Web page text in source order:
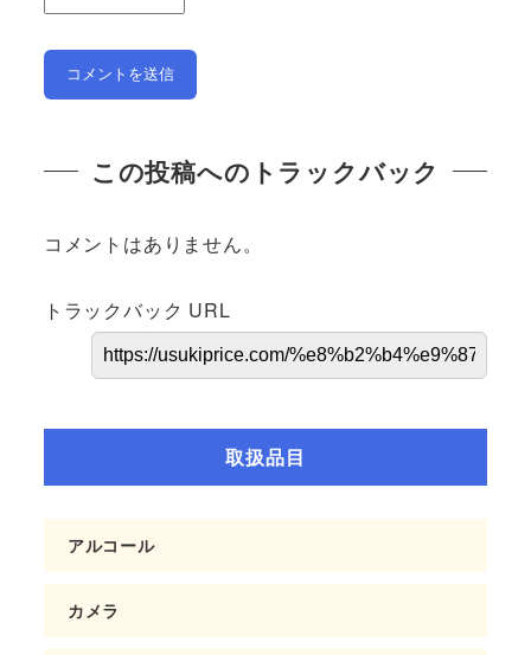
この投稿へのトラックバック
コメントはありません。
トラックバック URL
取扱品目
アルコール
カメラ